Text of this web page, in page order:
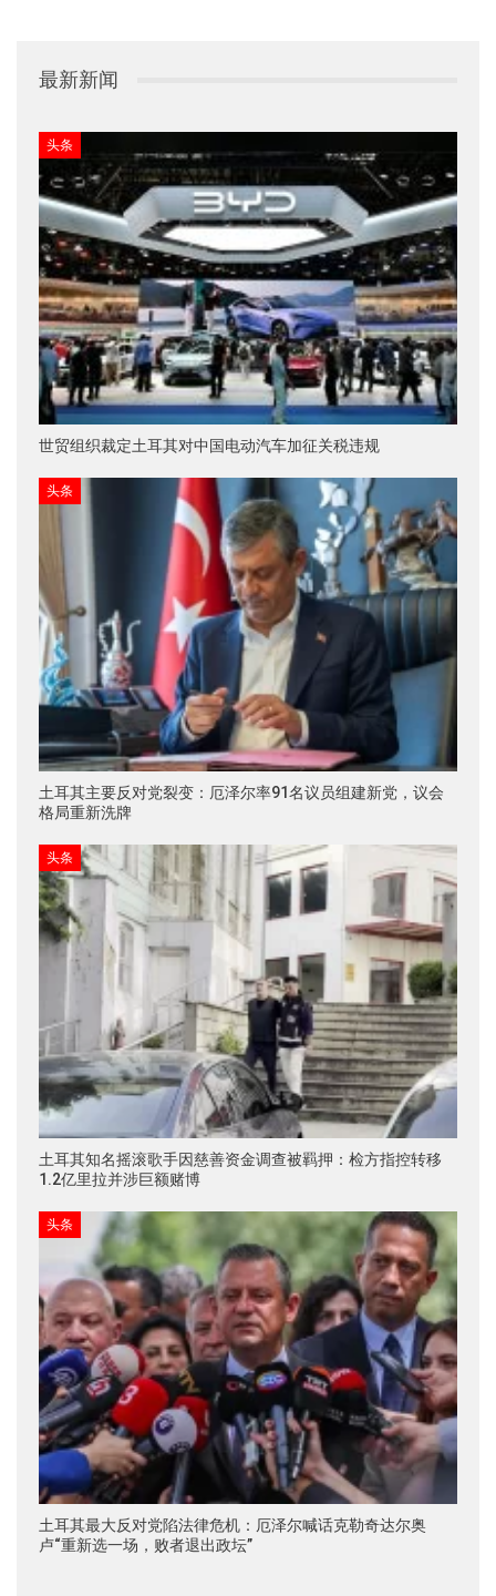
最新新闻
头条
世贸组织裁定土耳其对中国电动汽车加征关税违规
头条
土耳其主要反对党裂变：厄泽尔率91名议员组建新党，议会
格局重新洗牌
头条
土耳其知名摇滚歌手因慈善资金调查被羁押：检方指控转移
1.2亿里拉并涉巨额赌博
头条
土耳其最大反对党陷法律危机：厄泽尔喊话克勒奇达尔奥
卢“重新选一场，败者退出政坛”